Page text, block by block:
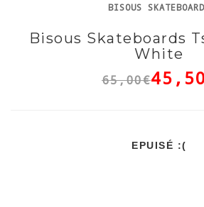
BISOUS
Bisous Skateboards
White
65,00€
EPUISÉ :(